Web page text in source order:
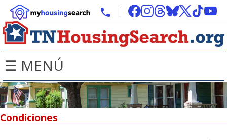
☰ MENÚ
Condiciones